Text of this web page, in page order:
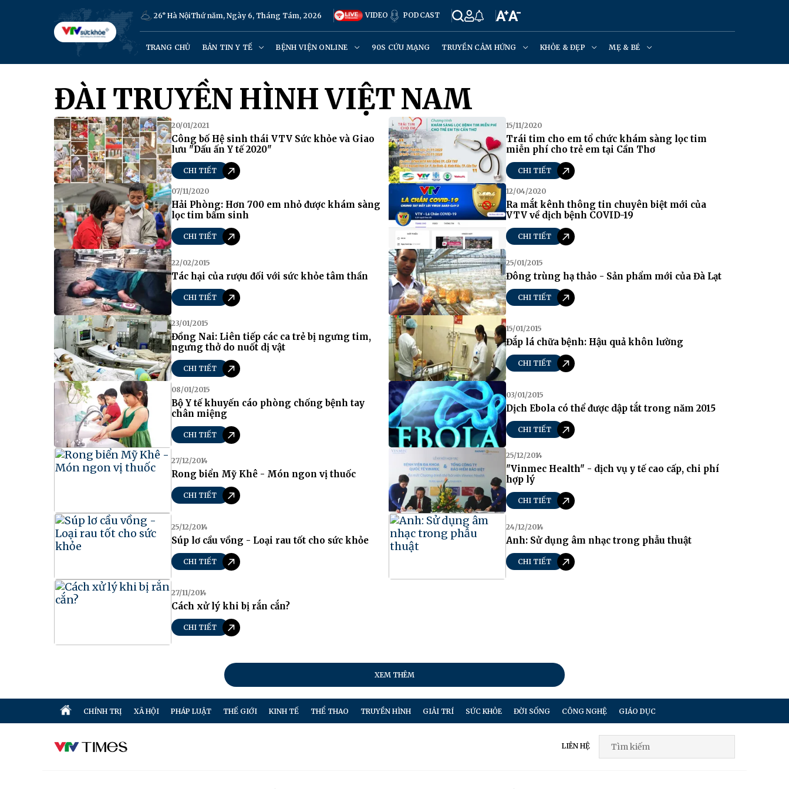
26° Hà NộiThứ năm, Ngày 6, Tháng Tám, 2026 VIDEO PODCAST
TRANG CHỦ BẢN TIN Y TẾ BỆNH VIỆN ONLINE 90S CỨU MẠNG TRUYỀN CẢM HỨNG KHỎE & ĐẸP MẸ & BÉ
ĐÀI TRUYỀN HÌNH VIỆT NAM
20/01/2021
Công bố Hệ sinh thái VTV Sức khỏe và Giao
lưu "Dấu ấn Y tế 2020"
CHI TIẾT
15/11/2020
Trái tim cho em tổ chức khám sàng lọc tim
miễn phí cho trẻ em tại Cần Thơ
CHI TIẾT
07/11/2020
Hải Phòng: Hơn 700 em nhỏ được khám sàng
lọc tim bẩm sinh
CHI TIẾT
12/04/2020
Ra mắt kênh thông tin chuyên biệt mới của
VTV về dịch bệnh COVID-19
CHI TIẾT
22/02/2015
Tác hại của rượu đối với sức khỏe tâm thần
CHI TIẾT
25/01/2015
Đông trùng hạ thảo - Sản phẩm mới của Đà Lạt
CHI TIẾT
23/01/2015
Đồng Nai: Liên tiếp các ca trẻ bị ngưng tim,
ngưng thở do nuốt dị vật
CHI TIẾT
15/01/2015
Đắp lá chữa bệnh: Hậu quả khôn lường
CHI TIẾT
08/01/2015
Bộ Y tế khuyến cáo phòng chống bệnh tay
chân miệng
CHI TIẾT
03/01/2015
Dịch Ebola có thể được dập tắt trong năm 2015
CHI TIẾT
27/12/2014
Rong biển Mỹ Khê - Món ngon vị thuốc
CHI TIẾT
25/12/2014
"Vinmec Health" - dịch vụ y tế cao cấp, chi phí
hợp lý
CHI TIẾT
25/12/2014
Súp lơ cầu vồng - Loại rau tốt cho sức khỏe
CHI TIẾT
24/12/2014
Anh: Sử dụng âm nhạc trong phẫu thuật
CHI TIẾT
27/11/2014
Cách xử lý khi bị rắn cắn?
CHI TIẾT
XEM THÊM
CHÍNH TRỊ XÃ HỘI PHÁP LUẬT THẾ GIỚI KINH TẾ THỂ THAO TRUYỀN HÌNH GIẢI TRÍ SỨC KHỎE ĐỜI SỐNG CÔNG NGHỆ GIÁO DỤC
LIÊN HỆ